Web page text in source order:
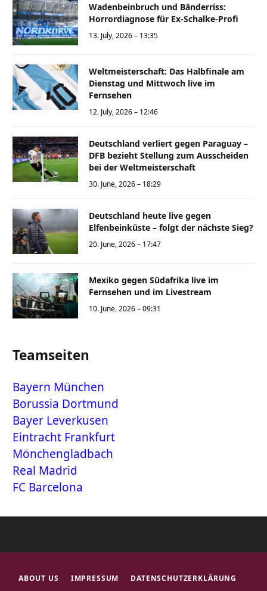
Wadenbeinbruch und Bänderriss:
Horrordiagnose für Ex-Schalke-Profi
13. July, 2026 – 13:35
Weltmeisterschaft: Das Halbfinale am
Dienstag und Mittwoch live im
Fernsehen
12. July, 2026 – 12:46
Deutschland verliert gegen Paraguay –
DFB bezieht Stellung zum Ausscheiden
bei der Weltmeisterschaft
30. June, 2026 – 18:29
Deutschland heute live gegen
Elfenbeinküste – folgt der nächste Sieg?
20. June, 2026 – 17:47
Mexiko gegen Südafrika live im
Fernsehen und im Livestream
10. June, 2026 – 09:31
Teamseiten
Bayern München
Borussia Dortmund
Bayer Leverkusen
Eintracht Frankfurt
Mönchengladbach
Real Madrid
FC Barcelona
ABOUT US IMPRESSUM
DATENSCHUTZERKLÄRUNG